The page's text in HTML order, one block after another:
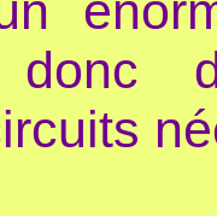
donc